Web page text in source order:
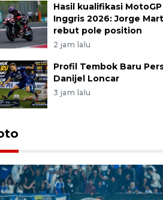
Hasil kualifikasi MotoGP
Inggris 2026: Jorge
rebut pole position
2 jam lalu
Profil Tembok Baru
Danijel Loncar
3 jam lalu